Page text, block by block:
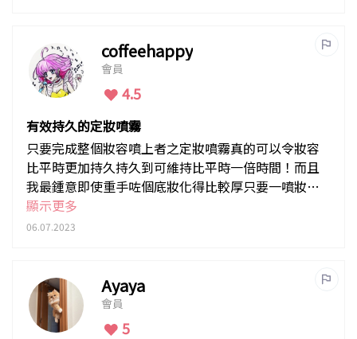
coffeehappy
會員
4.5
有效持久的定妝噴霧
只要完成整個妝容噴上者之定妝噴霧真的可以令妝容
比平時更加持久持久到可維持比平時一倍時間！而且
我最鍾意即使重手咗個底妝化得比較厚只要一噴妝容
變得自然貼服
顯示更多
06.07.2023
Ayaya
會員
5